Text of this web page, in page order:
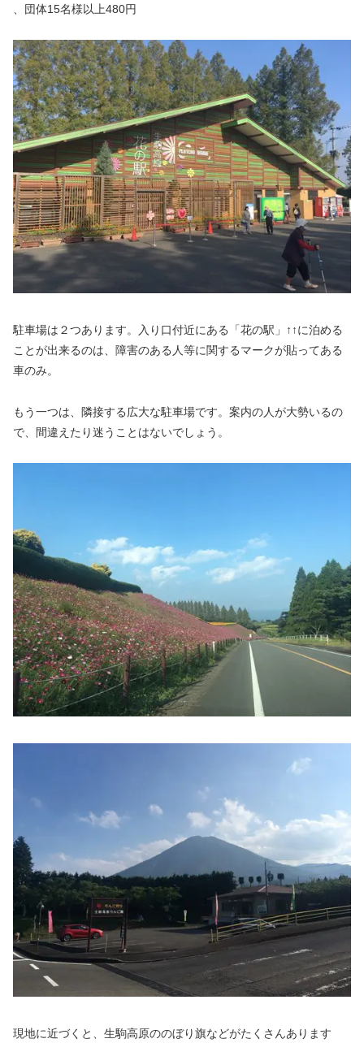
、団体15名様以上480円
駐車場は２つあります。入り口付近にある「花の駅」↑↑に泊める
ことが出来るのは、障害のある人等に関するマークが貼ってある
車のみ。
もう一つは、隣接する広大な駐車場です。案内の人が大勢いるの
で、間違えたり迷うことはないでしょう。
現地に近づくと、生駒高原ののぼり旗などがたくさんあります